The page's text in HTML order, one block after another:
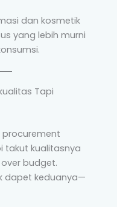
dan kosmetik
yang lebih murni
Tapi
procurement
takut kualitasnya
budget.
dapet keduanya—